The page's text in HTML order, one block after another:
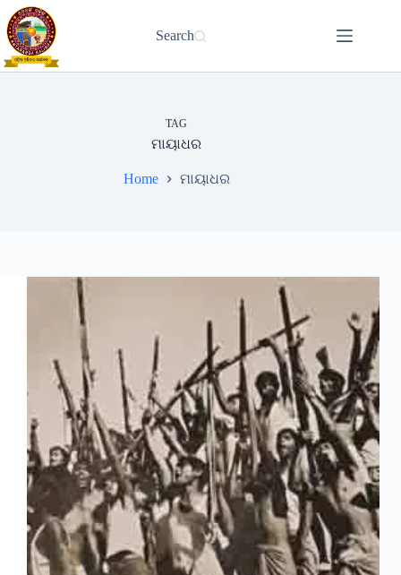
Skip
to
content
Search
TAG
ମାୟାଧର
Home ମାୟାଧର